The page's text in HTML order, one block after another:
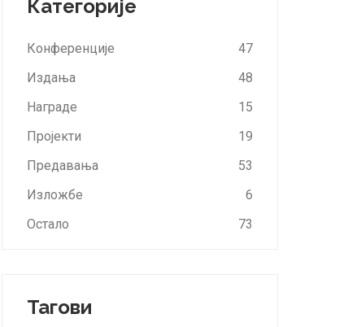
Категорије
Конференције
47
Издања
48
Награде
15
Пројекти
19
Предавања
53
Изложбе
6
Остало
73
Тагови